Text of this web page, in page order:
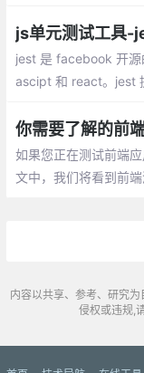
客或潜在用户
js单元测试工具-
jest 是 facebook 开源
ascipt 和 react。jest
你需要了解的前
如果您正在测试前端
文中，我们将看到前
内容以共享、参考、研究
侵权或违规,